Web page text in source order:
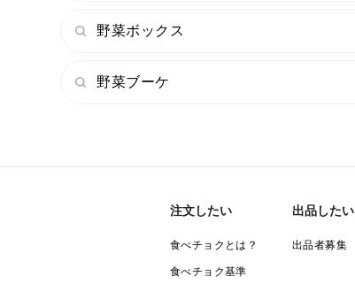
野菜ボックス
野菜ブーケ
注文したい
食べチョクとは？
食べチョク基準
出品したい
出品者募集